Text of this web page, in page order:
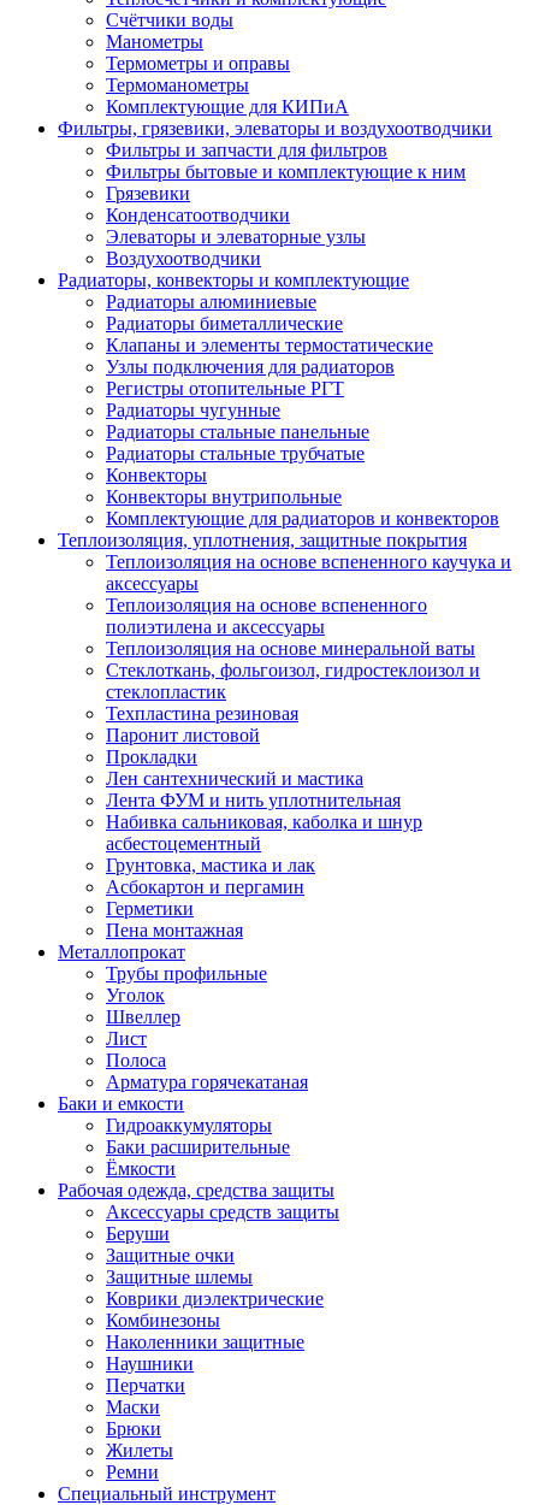
Счётчики воды
Манометры
Термометры и оправы
Термоманометры
Комплектующие для КИПиА
Фильтры, грязевики, элеваторы и воздухоотводчики
Фильтры и запчасти для фильтров
Фильтры бытовые и комплектующие к ним
Грязевики
Конденсатоотводчики
Элеваторы и элеваторные узлы
Воздухоотводчики
Радиаторы, конвекторы и комплектующие
Радиаторы алюминиевые
Радиаторы биметаллические
Клапаны и элементы термостатические
Узлы подключения для радиаторов
Регистры отопительные РГТ
Радиаторы чугунные
Радиаторы стальные панельные
Радиаторы стальные трубчатые
Конвекторы
Конвекторы внутрипольные
Комплектующие для радиаторов и конвекторов
Теплоизоляция, уплотнения, защитные покрытия
Теплоизоляция на основе вспененного каучука и
аксессуары
Теплоизоляция на основе вспененного
полиэтилена и аксессуары
Теплоизоляция на основе минеральной ваты
Стеклоткань, фольгоизол, гидростеклоизол и
стеклопластик
Техпластина резиновая
Паронит листовой
Прокладки
Лен сантехнический и мастика
Лента ФУМ и нить уплотнительная
Набивка сальниковая, каболка и шнур
асбестоцементный
Грунтовка, мастика и лак
Асбокартон и пергамин
Герметики
Пена монтажная
Металлопрокат
Трубы профильные
Уголок
Швеллер
Лист
Полоса
Арматура горячекатаная
Баки и емкости
Гидроаккумуляторы
Баки расширительные
Ёмкости
Рабочая одежда, средства защиты
Аксессуары средств защиты
Беруши
Защитные очки
Защитные шлемы
Коврики диэлектрические
Комбинезоны
Наколенники защитные
Наушники
Перчатки
Маски
Брюки
Жилеты
Ремни
Специальный инструмент